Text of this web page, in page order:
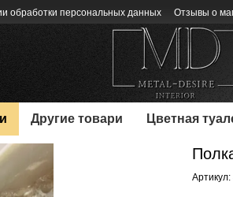
обработки персональных данных Отзывы о
Другие товари Цветная